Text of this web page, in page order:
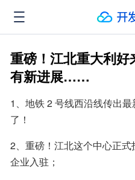
重磅！江北重大利
有新进展……
1、地铁 2 号线西沿线传出
了！
2、重磅！江北这个中心正
企业入驻；